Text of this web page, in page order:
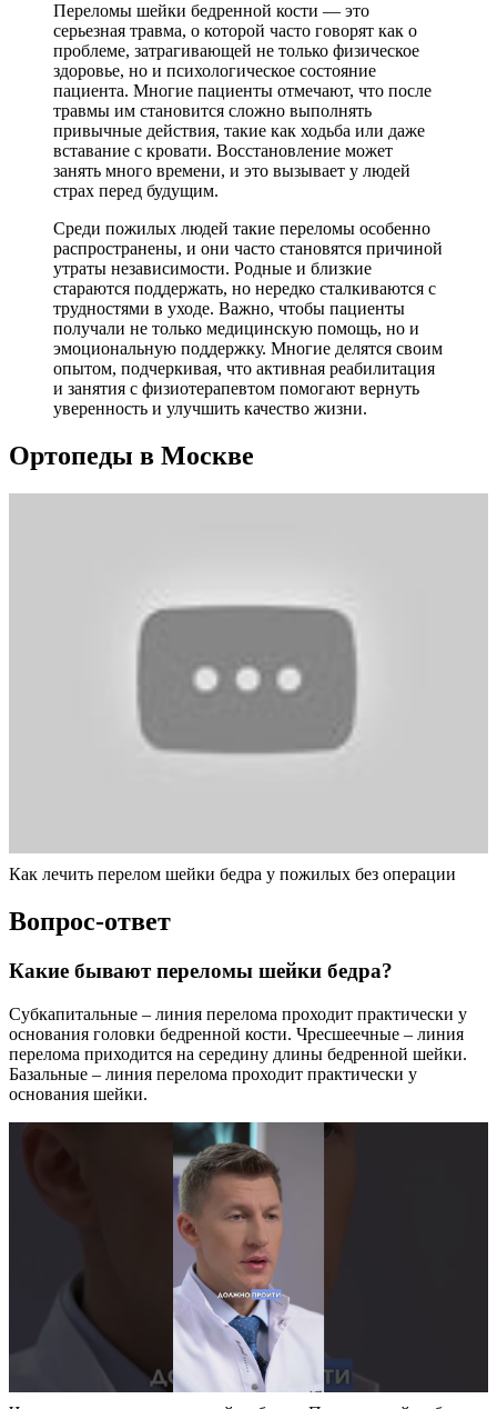
Переломы шейки бедренной кости — это
серьезная травма, о которой часто говорят как о
проблеме, затрагивающей не только физическое
здоровье, но и психологическое состояние
пациента. Многие пациенты отмечают, что после
травмы им становится сложно выполнять
привычные действия, такие как ходьба или даже
вставание с кровати. Восстановление может
занять много времени, и это вызывает у людей
страх перед будущим.
Среди пожилых людей такие переломы особенно
распространены, и они часто становятся причиной
утраты независимости. Родные и близкие
стараются поддержать, но нередко сталкиваются с
трудностями в уходе. Важно, чтобы пациенты
получали не только медицинскую помощь, но и
эмоциональную поддержку. Многие делятся своим
опытом, подчеркивая, что активная реабилитация
и занятия с физиотерапевтом помогают вернуть
уверенность и улучшить качество жизни.
Ортопеды в Москве
Как лечить перелом шейки бедра у пожилых без операции
Вопрос-ответ
Какие бывают переломы шейки бедра?
Субкапитальные – линия перелома проходит практически у
основания головки бедренной кости. Чресшеечные – линия
перелома приходится на середину длины бедренной шейки.
Базальные – линия перелома проходит практически у
основания шейки.